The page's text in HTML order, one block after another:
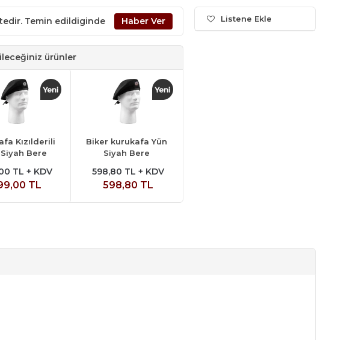
Temin edildiginde
ürünler
Kızılderili
Bere
TL + KDV
TL
Biker kurukafa Yün
Siyah Bere
598,80 TL + KDV
598,80 TL
Listene Ekle